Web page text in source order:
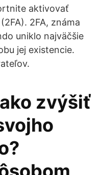
aktivovať
2FA, známa
uniklo najväčšie
jej existencie.
zvýšiť